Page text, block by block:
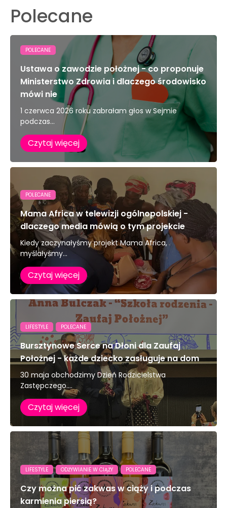
Polecane
POLECANE
Ustawa o zawodzie położnej - co proponuje
Ministerstwo Zdrowia i dlaczego środowisko
mówi nie
1 czerwca 2026 roku zabrałam głos w Sejmie
podczas...
Czytaj więcej
POLECANE
Mama Africa w telewizji ogólnopolskiej -
dlaczego media mówią o tym projekcie
Kiedy zaczynałyśmy projekt Mama Africa,
myślałyśmy...
Czytaj więcej
LIFESTYLE POLECANE
Bursztynowe Serce na Dłoni dla Zaufaj
Położnej - każde dziecko zasługuje na dom
30 maja obchodzimy Dzień Rodzicielstwa
Zastępczego....
Czytaj więcej
LIFESTYLE ODŻYWIANIE W CIĄŻY POLECANE
Czy można pić zakwas w ciąży i podczas
karmienia piersią?